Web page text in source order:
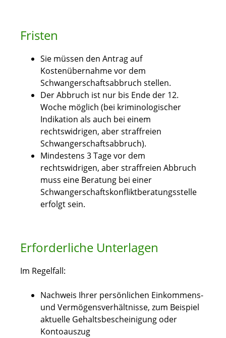
Fristen
Sie müssen den Antrag auf
Kostenübernahme vor dem
Schwangerschaftsabbruch stellen.
Der Abbruch ist nur bis Ende der 12.
Woche möglich (bei kriminologischer
Indikation als auch bei einem
rechtswidrigen, aber straffreien
Schwangerschaftsabbruch).
Mindestens 3 Tage vor dem
rechtswidrigen, aber straffreien Abbruch
muss eine Beratung bei einer
Schwangerschaftskonfliktberatungsstelle
erfolgt sein.
Erforderliche Unterlagen
Im Regelfall:
Nachweis Ihrer persönlichen Einkommens-
und Vermögensverhältnisse, zum Beispiel
aktuelle Gehaltsbescheinigung oder
Kontoauszug